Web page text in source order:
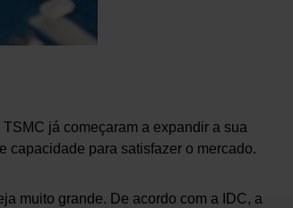
TSMC já começaram a expandir a sua
capacidade para satisfazer o mercado.
muito grande. De acordo com a IDC, a